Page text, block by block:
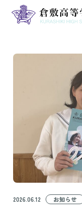
2026.06.12 お知らせ